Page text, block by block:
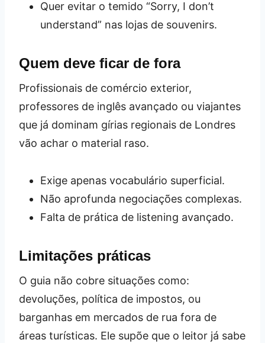
Quer evitar o temido “Sorry, I don’t
understand” nas lojas de souvenirs.
Quem deve ficar de fora
Profissionais de comércio exterior,
professores de inglês avançado ou viajantes
que já dominam gírias regionais de Londres
vão achar o material raso.
Exige apenas vocabulário superficial.
Não aprofunda negociações complexas.
Falta de prática de listening avançado.
Limitações práticas
O guia não cobre situações como:
devoluções, política de impostos, ou
barganhas em mercados de rua fora de
áreas turísticas. Ele supõe que o leitor já sabe